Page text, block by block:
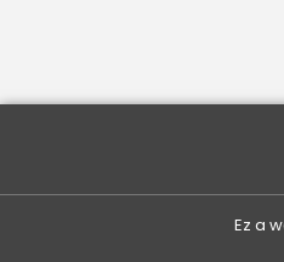
Ez a